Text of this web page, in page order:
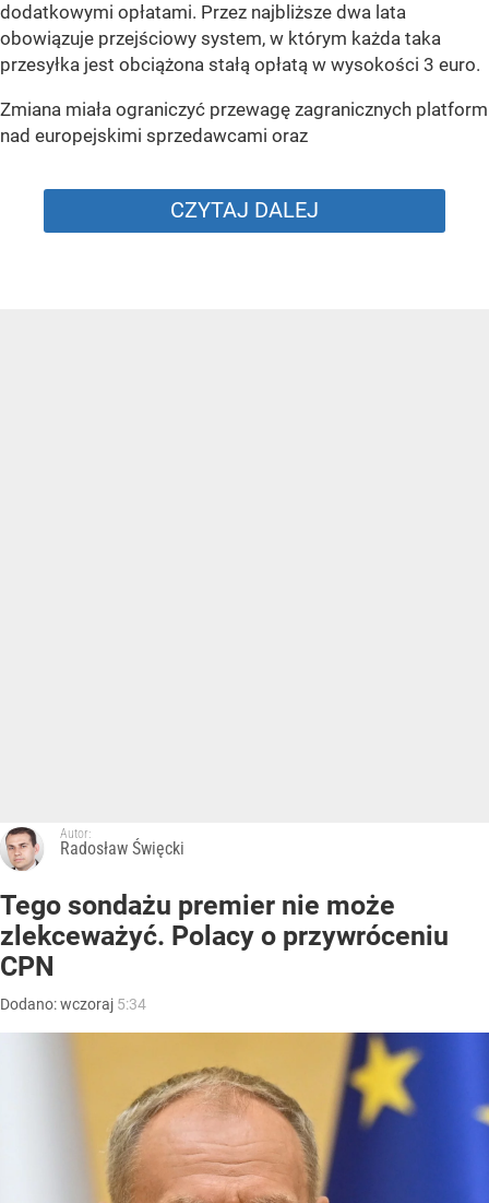
dodatkowymi opłatami. Przez najbliższe dwa lata
obowiązuje przejściowy system, w którym każda taka
przesyłka jest obciążona stałą opłatą w wysokości 3 euro.
Zmiana miała ograniczyć przewagę zagranicznych platform
nad europejskimi sprzedawcami oraz
CZYTAJ DALEJ
Autor:
Radosław Święcki
Tego sondażu premier nie może
zlekceważyć. Polacy o przywróceniu
CPN
Dodano:wczoraj 5:34